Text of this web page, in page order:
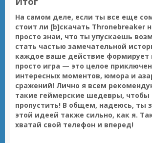
На самом деле, если ты все еще
стоит ли [b]скачать Thronebreaker
просто знаи, что ты упускаешь
стать частью замечательной
каждое ваше действие формирует
просто игра — это целое
интересных моментов, юмора и
сражений! Лично я всем
такие геймерские шедевры, чтобы
пропустить! В общем, надеюсь, ты
этой идеей также сильно, как я.
хватай свой телефон и вперед!